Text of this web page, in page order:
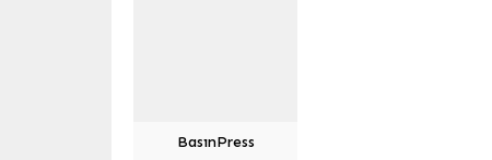
BasınPress